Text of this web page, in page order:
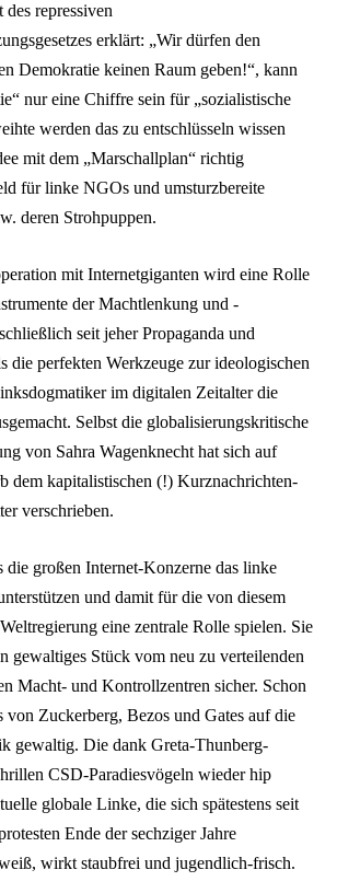
repressiven
erklärt: „Wir dürfen den
Demokratie keinen Raum geben!“, kann
nur eine Chiffre sein für „sozialistische
werden das zu entschlüsseln wissen
mit dem „Marschallplan“ richtig
für linke NGOs und umsturzbereite
deren Strohpuppen.
mit Internetgiganten wird eine Rolle
der Machtlenkung und -
seit jeher Propaganda und
die perfekten Werkzeuge zur ideologischen
im digitalen Zeitalter die
Selbst die globalisierungskritische
von Sahra Wagenknecht hat sich auf
dem kapitalistischen (!) Kurznachrichten-
verschrieben.
die großen Internet-Konzerne das linke
und damit für die von diesem
eine zentrale Rolle spielen. Sie
gewaltiges Stück vom neu zu verteilenden
Macht- und Kontrollzentren sicher. Schon
von Zuckerberg, Bezos und Gates auf die
gewaltig. Die dank Greta-Thunberg-
CSD-Paradiesvögeln wieder hip
globale Linke, die sich spätestens seit
Ende der sechziger Jahre
wirkt staubfrei und jugendlich-frisch.